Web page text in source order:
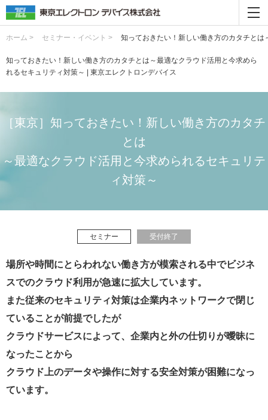
ホーム > セミナー・イベント > 知っておきたい！新しい働き方のカタチと
知っておきたい！新しい働き方のカタチとは～最適なクラウド活用と今求めら
れるセキュリティ対策～ | 東京エレクトロンデバイス
［東京］知っておきたい！新しい働き方のカタチ
とは
～最適なクラウド活用と今求められるセキュリテ
ィ対策～
セミナー 受付終了
場所や時間にとらわれない働き方が模索される中でビジネ
スでのクラウド利用が急速に拡大しています。
また従来のセキュリティ対策は企業内ネットワークで閉じ
ていることが前提でしたが
クラウドサービスによって、企業内と外の仕切りが曖昧に
なったことから
クラウド上のデータや操作に対する安全対策が困難になっ
ています。